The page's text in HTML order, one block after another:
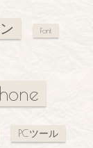
Font
PCツール